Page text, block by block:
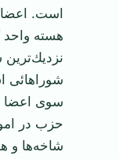
است.
هسته
نزديك‌ترين
شوراهائی
سوی اعضا
حزب در
شاخه‌ها و